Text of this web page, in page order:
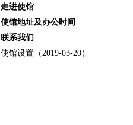
走进使馆
使馆地址及办公时间
联系我们
使馆设置（2019-03-20）